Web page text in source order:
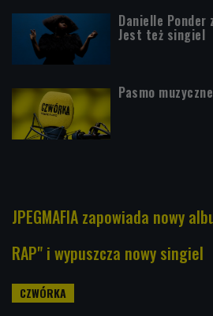
Danielle Ponder
Jest też singiel
Pasmo
JPEGMAFIA zapowiada nowy
RAP" i wypuszcza nowy singiel